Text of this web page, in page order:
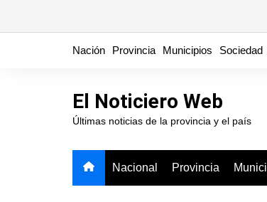
Nación Provincia Municipios Sociedad
El Noticiero Web
Últimas noticias de la provincia y el país
Nacional Provincia